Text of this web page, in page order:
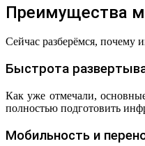
Преимущества
Сейчас разберёмся, почему
Быстрота
Как уже отмечали,
полностью подготовить
Мобильность и